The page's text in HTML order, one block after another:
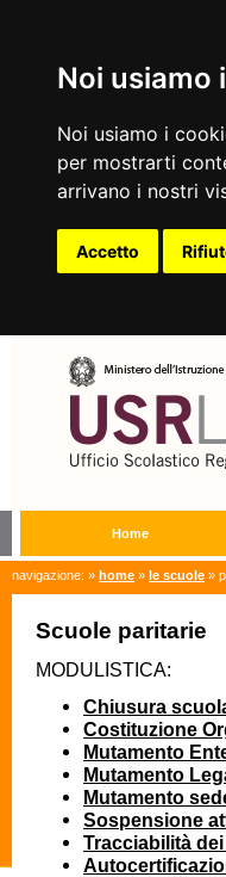
Noi usiamo
Noi usiamo i
per mostrarti
arrivano i nostri
Accetto
Home
navigazione: » home » le scuole »
Scuole paritarie
MODULISTICA:
Chiusura
Costituzione
Mutamento
Mutamento
Mutamento
Sospensione
Tracciabilità